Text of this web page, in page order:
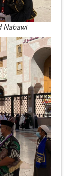
Nabawi